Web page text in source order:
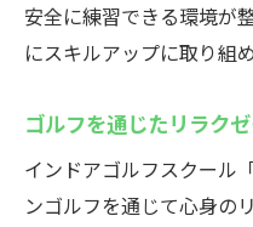
安全に練習できる環境が
にスキルアップに取り組め
ゴルフを通じたリラク
インドアゴルフスクール
ンゴルフを通じて心身の